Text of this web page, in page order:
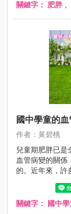
關鍵字： 肥胖、
國中學童的
作者：黃碧桃
兒童期肥胖已是
血管病變的關係
的。近年來，許
血流引致擴張
wave velocity
胖兒童動脈硬化
關鍵字： 國中